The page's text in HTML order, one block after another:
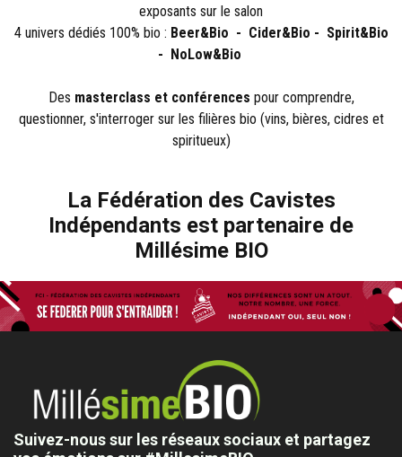
exposants sur le salon
4 univers dédiés 100% bio : Beer&Bio - Cider&Bio - Spirit&Bio
- NoLow&Bio
Des masterclass et conférences pour comprendre,
questionner, s'interroger sur les filières bio (vins, bières, cidres et
spiritueux)
La Fédération des Cavistes
Indépendants est partenaire de
Millésime BIO
Suivez-nous sur les réseaux sociaux et partagez